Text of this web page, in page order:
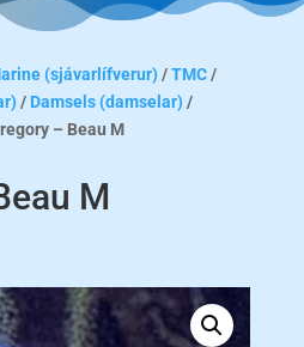
(sjávarlífverur) /TMC/
/ Damsels (damselar) /
– Beau M
M